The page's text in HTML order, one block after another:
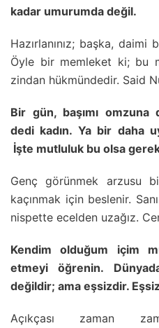
kadar umurumda değil.
Hazırlanınız; başka,
Öyle bir memleket ki; bu
zindan hükmündedir. Said
Bir gün, başımı omzuna
dedi kadın. Ya bir daha
İşte mutluluk bu olsa
Genç görünmek arzusu
kaçınmak için beslenir.
nispette ecelden uzağız.
Kendim olduğum içim
etmeyi öğrenin.
değildir; ama eşsizdir.
Açıkçası zaman